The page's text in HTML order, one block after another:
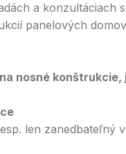
a
panelových
nosné
len zanedbateľný